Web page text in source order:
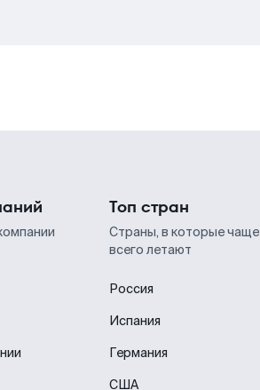
Топ стран
Страны, в которые чаще
всего летают
Россия
Испания
Германия
США